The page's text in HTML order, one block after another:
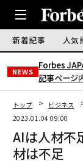
新着記事 人気
NEWS
Forbes
記事ページ
トップ ビジネス
2023.01.04 09:00
AIは人材不
材は不足